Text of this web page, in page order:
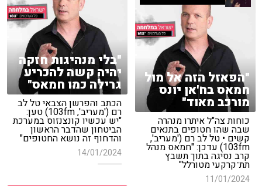
"בלי מנהיגות חזקה
יהיה קשה להכריע
גרילה כמו חמאס"
הכתב והפרשן הצבאי טל לב
רם ('מעריב', 103fm) טען:
"יש עכשיו קונצנזוס במערכת
הביטחון שהדבר הראשון
והדחוף זה נושא החטופים"
14/01/2024
"הפאזל הזה אל מול
חמאס בח'אן יונס
מורכב מאוד"
כוחות צה"ל איתרו מנהרה
שבה שהו חטופים בתנאים
קשים • טל לב רם ('מעריב',
103fm) עדכן: "חמאס מנהל
קרב נסיגה בתוך תשבץ
תת־קרקעי מטורלל"
11/01/2024